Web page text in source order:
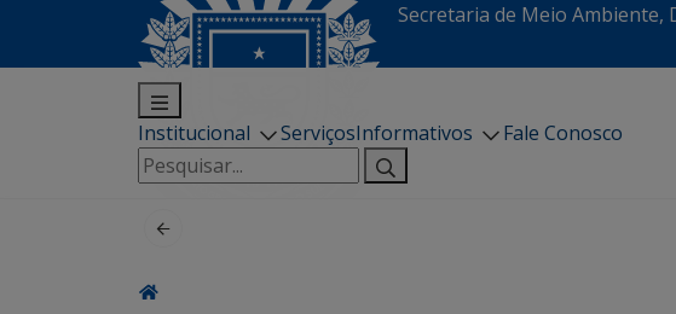
Secretaria de Meio Ambiente,
Institucional ServiçosInformativos
Fale Conosco
Pesquisar
por: